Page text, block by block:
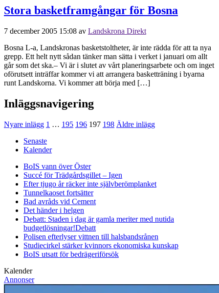
Stora basketframgångar för Bosna
7 december 2005 15:08 av Landskrona Direkt
Bosna L-a, Landskronas basketstoltheter, är inte rädda för att ta nya
grepp. Ett helt nytt sådan tänker man sätta i verket i januari om allt
går som det ska.– Vi är i slutet av vårt planeringsarbete och om inget
oförutsett inträffar kommer vi att arrangera basketträning i byarna
runt Landskorna. Vi kommer att börja med […]
Inläggsnavigering
Nyare inlägg 1 … 195 196 197 198 Äldre inlägg
Senaste
Kalender
BoIS vann över Öster
Succé för Trädgårdsgillet – Igen
Efter tjugo år räcker inte självberömplanket
Tunnelkaoset fortsätter
Bad avråds vid Cement
Det händer i helgen
Debatt: Staden i dag är gamla meriter med nutida
budgetlösningar!Debatt
Polisen efterlyser vittnen till halsbandsrånen
Studiecirkel stärker kvinnors ekonomiska kunskap
BoIS utsatt för bedrägeriförsök
Kalender
Annonser